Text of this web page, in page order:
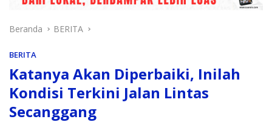
Beranda BERITA
BERITA
Katanya Akan Diperbaiki, Inilah
Kondisi Terkini Jalan Lintas
Secanggang